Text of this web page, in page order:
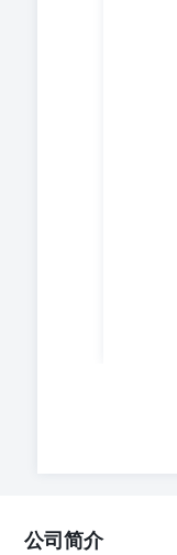
月
月
IF合约成
公司简介